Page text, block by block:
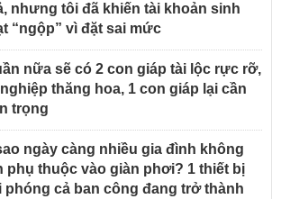
nhưng tôi đã khiến tài khoản sinh
“ngộp” vì đặt sai mức
nữa sẽ có 2 con giáp tài lộc rực rỡ,
thăng hoa, 1 con giáp lại cần
trọng
ngày càng nhiều gia đình không
phụ thuộc vào giàn phơi? 1 thiết bị
phóng cả ban công đang trở thành